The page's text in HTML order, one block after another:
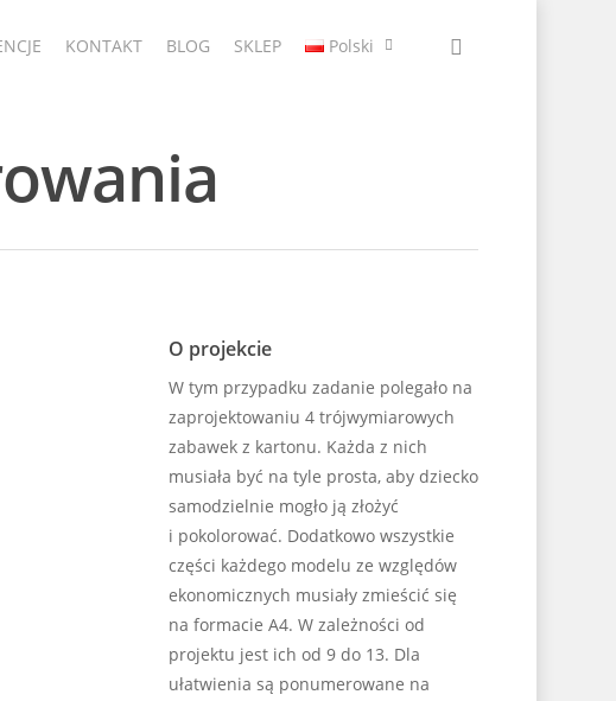
KONTAKT BLOG SKLEP Polski
O projekcie
W tym przypadku zadanie polegało na
zaprojektowaniu 4 trójwymiarowych
zabawek z kartonu. Każda z nich
musiała być na tyle prosta, aby dziecko
samodzielnie mogło ją złożyć
i pokolorować. Dodatkowo wszystkie
części każdego modelu ze względów
ekonomicznych musiały zmieścić się
na formacie A4. W zależności od
projektu jest ich od 9 do 13. Dla
ułatwienia są ponumerowane na